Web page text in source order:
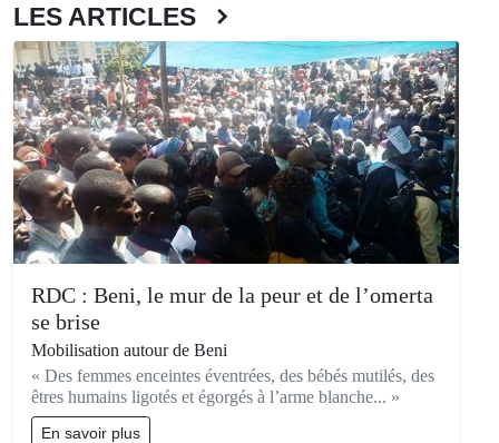
LES ARTICLES
RDC : Beni, le mur de la peur et de l’omerta
se brise
Mobilisation autour de Beni
« Des femmes enceintes éventrées, des bébés mutilés, des
êtres humains ligotés et égorgés à l’arme blanche... »
En savoir plus